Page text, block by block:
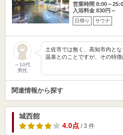
営業時間 8:00～
入浴料金 830円～
日帰り サウナ
～10代
男性
土佐市では無く、高知市内と
温泉とのことですが、その特
関連情報から探す
城西館
4.0点/ 3 件